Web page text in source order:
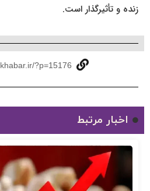
زنده و تأثیرگذار است.
?p=15176
اخبار مرتبط